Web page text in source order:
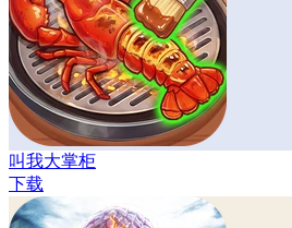
叫我大掌柜
下载